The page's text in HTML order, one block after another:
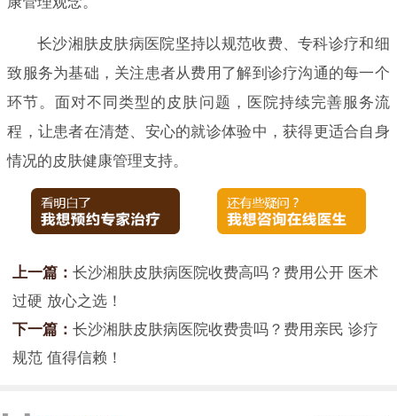
长沙湘肤皮肤病医院坚持以规范收费、专科诊疗和细
致服务为基础，关注患者从费用了解到诊疗沟通的每一个
环节。面对不同类型的皮肤问题，医院持续完善服务流
程，让患者在清楚、安心的就诊体验中，获得更适合自身
情况的皮肤健康管理支持。
上一篇： 长沙湘肤皮肤病医院收费高吗？费用公开 医术
过硬 放心之选！
下一篇： 长沙湘肤皮肤病医院收费贵吗？费用亲民 诊疗
规范 值得信赖！